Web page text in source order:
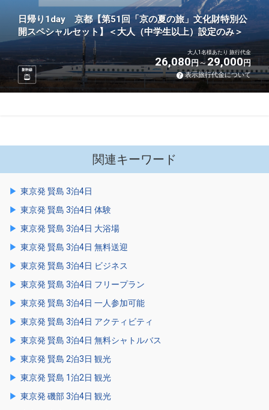
日帰り1day 京都【第51回「京の夏の旅」文化財特別公
開スペシャルセット】＜大人（中学生以上）設定のみ＞
新幹線
大人1名様あたり 旅行代金
26,080円 29,000円
表示旅行代金について
関連キーワード
東京発 賢島 3泊4日
東京発 賢島 3泊4日 体験
東京発 賢島 3泊4日 大浴場
東京発 賢島 3泊4日 無料送迎
東京発 賢島 3泊4日 ビジネス
東京発 賢島 3泊4日 フリープラン
東京発 賢島 3泊4日 一人参加可能
東京発 賢島 3泊4日 アクティビティ
東京発 賢島 3泊4日 無料シャトルバス
東京発 賢島 2泊3日 観光
東京発 賢島 1泊2日 観光
東京発 磯部 3泊4日 観光